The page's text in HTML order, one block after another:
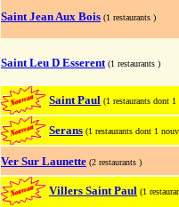
Saint Jean Aux Bois (1 restaurants )
Saint Leu D Esserent (1 restaurants )
Saint Paul (1 restaurants dont 1
Serans (1 restaurants dont 1
Ver Sur Launette (2 restaurants )
Villers Saint Paul (1